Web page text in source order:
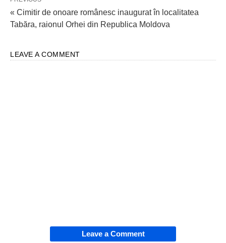
« Cimitir de onoare românesc inaugurat în localitatea
Tabăra, raionul Orhei din Republica Moldova
LEAVE A COMMENT
Leave a Comment